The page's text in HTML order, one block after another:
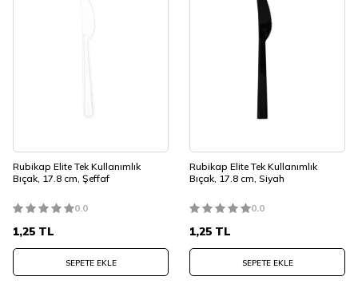
Rubikap Elite Tek Kullanımlık
Bıçak, 17.8 cm, Şeffaf
0.0
1,25 TL
SEPETE EKLE
Rubikap Elite Tek Kullanımlık
Bıçak, 17.8 cm, Siyah
0.0
1,25 TL
SEPETE EKLE